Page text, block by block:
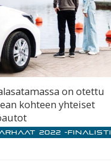
on otettu
kohteen yhteiset
2022 -finalisti